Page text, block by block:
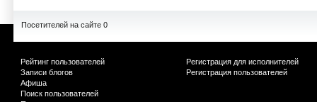
Посетителей на сайте 0
Рейтинг пользователей
Записи блогов
Афиша
Поиск пользователей
Регистрация для исполнителей
Регистрация пользователей